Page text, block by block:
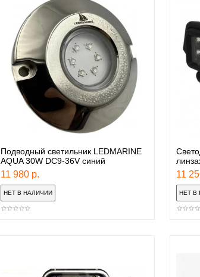
Подводный светильник LEDMARINE
AQUA 30W DC9-36V синий
11 980 р. 11